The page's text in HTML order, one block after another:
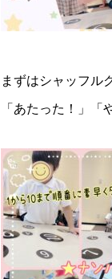
まずはシャッフル
「あたった！」「